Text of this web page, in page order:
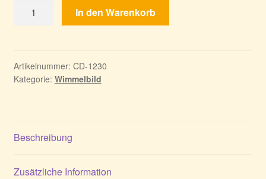
Garden
In den Warenkorb
Artikelnummer: CD-1230
Kategorie: Wimmelbild
Beschreibung
Zusätzliche Information